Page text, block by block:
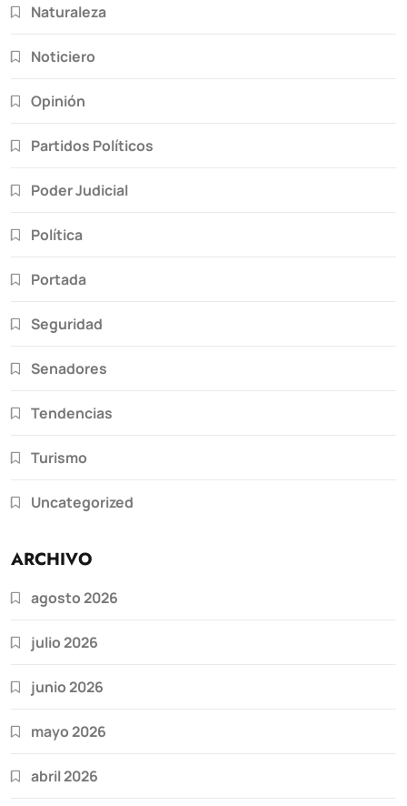
Naturaleza
Noticiero
Opinión
Partidos Políticos
Poder Judicial
Política
Portada
Seguridad
Senadores
Tendencias
Turismo
Uncategorized
ARCHIVO
agosto 2026
julio 2026
junio 2026
mayo 2026
abril 2026